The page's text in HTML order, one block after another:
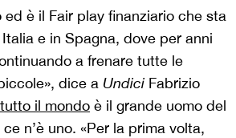
ed è il Fair play finanziario che sta
e in Spagna, dove per anni
a frenare tutte le
dice a Undici Fabrizio
il mondo è il grande uomo del
n’è uno. «Per la prima volta,